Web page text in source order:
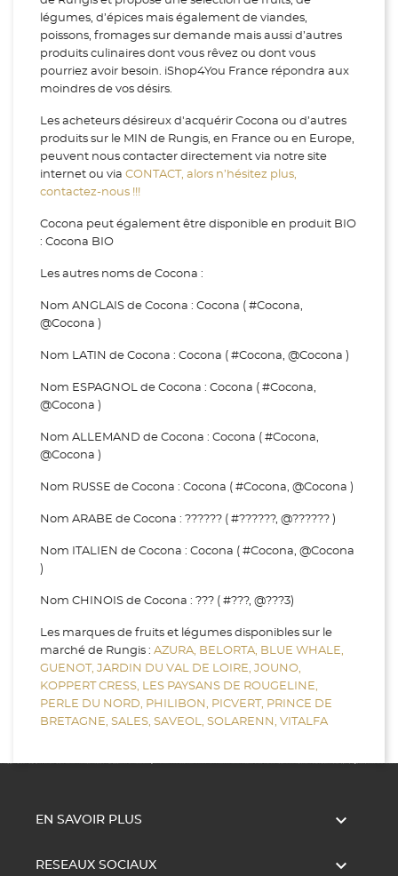
légumes, d’épices mais également de viandes,
poissons, fromages sur demande mais aussi d’autres
produits culinaires dont vous rêvez ou dont vous
pourriez avoir besoin. iShop4You France répondra aux
moindres de vos désirs.
Les acheteurs désireux d'acquérir Cocona ou d’autres
produits sur le MIN de Rungis, en France ou en Europe,
peuvent nous contacter directement via notre site
internet ou via CONTACT, alors n’hésitez plus,
contactez-nous !!!
Cocona peut également être disponible en produit BIO
: Cocona BIO
Les autres noms de Cocona :
Nom ANGLAIS de Cocona : Cocona ( #Cocona,
@Cocona )
Nom LATIN de Cocona : Cocona ( #Cocona, @Cocona )
Nom ESPAGNOL de Cocona : Cocona ( #Cocona,
@Cocona )
Nom ALLEMAND de Cocona : Cocona ( #Cocona,
@Cocona )
Nom RUSSE de Cocona : Cocona ( #Cocona, @Cocona )
Nom ARABE de Cocona : ?????? ( #??????, @?????? )
Nom ITALIEN de Cocona : Cocona ( #Cocona, @Cocona
)
Nom CHINOIS de Cocona : ??? ( #???, @???3)
Les marques de fruits et légumes disponibles sur le
marché de Rungis : AZURA, BELORTA, BLUE WHALE,
GUENOT, JARDIN DU VAL DE LOIRE, JOUNO,
KOPPERT CRESS, LES PAYSANS DE ROUGELINE,
PERLE DU NORD, PHILIBON, PICVERT, PRINCE DE
BRETAGNE, SALES, SAVEOL, SOLARENN, VITALFA
EN SAVOIR PLUS 
RESEAUX SOCIAUX 